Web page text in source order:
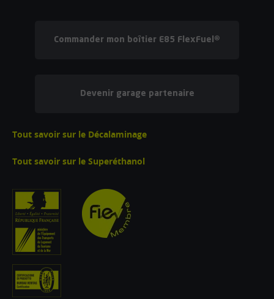
Commander mon boîtier E85 FlexFuel®
Devenir garage partenaire
Tout savoir sur le Décalaminage
Tout savoir sur le Superéthanol